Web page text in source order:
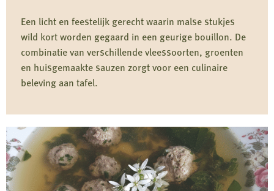
Een licht en feestelijk gerecht waarin malse stukjes
wild kort worden gegaard in een geurige bouillon. De
combinatie van verschillende vleessoorten, groenten
en huisgemaakte sauzen zorgt voor een culinaire
beleving aan tafel.
meer
over
Wildfondue